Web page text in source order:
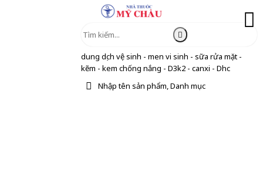
dung dịch vệ sinh - men vi sinh - sữa rửa mặt -
kẽm - kem chống nắng - D3k2 - canxi - Dhc
Nhập tên sản phẩm, Danh mục